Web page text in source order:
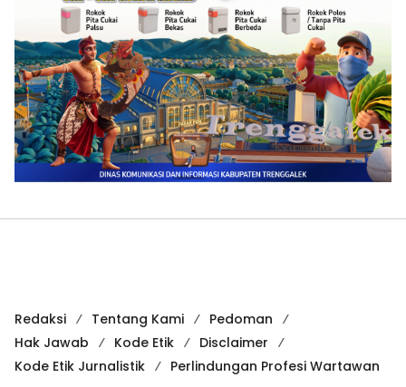
Redaksi Tentang Kami
Pedoman
Hak Jawab
Kode Etik
Disclaimer
Kode Etik Jurnalistik
Perlindungan Profesi Wartawan